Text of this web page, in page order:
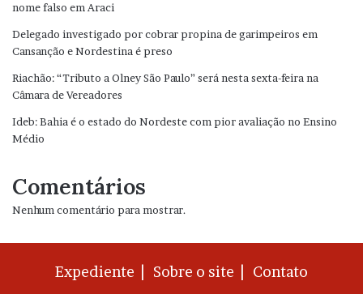
nome falso em Araci
Delegado investigado por cobrar propina de garimpeiros em
Cansanção e Nordestina é preso
Riachão: “Tributo a Olney São Paulo” será nesta sexta-feira na
Câmara de Vereadores
Ideb: Bahia é o estado do Nordeste com pior avaliação no Ensino
Médio
Comentários
Nenhum comentário para mostrar.
Expediente | Sobre o site | Contato